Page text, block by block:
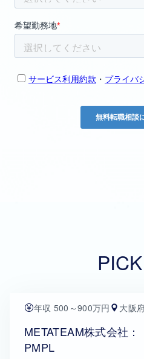
年収 500～900万円 大阪
METATEAM株式会社
PMPL